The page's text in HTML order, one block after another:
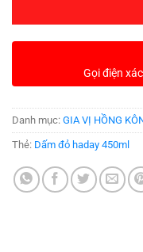
Gọi điện
Danh mục: GIA VỊ HỒNG
Thẻ: Dấm đỏ haday 450ml